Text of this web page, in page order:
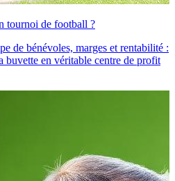
tournoi de football ?
de bénévoles, marges et rentabilité :
buvette en véritable centre de profit